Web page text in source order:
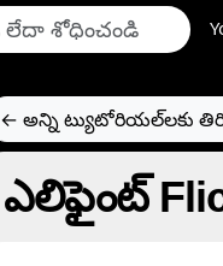
← అన్ని ట్యుటోరియల్‌లకు
ఎలిఫైంట్